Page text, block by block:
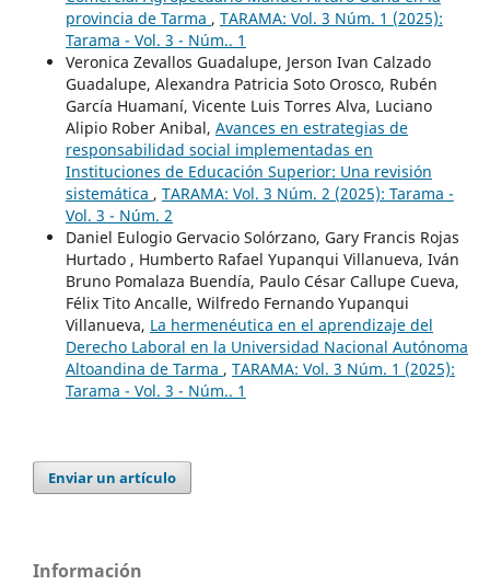
provincia de Tarma , TARAMA: Vol. 3 Núm. 1 (2025):
Tarama - Vol. 3 - Núm.. 1
Veronica Zevallos Guadalupe, Jerson Ivan Calzado
Guadalupe, Alexandra Patricia Soto Orosco, Rubén
García Huamaní, Vicente Luis Torres Alva, Luciano
Alipio Rober Anibal, Avances en estrategias de
responsabilidad social implementadas en
Instituciones de Educación Superior: Una revisión
sistemática , TARAMA: Vol. 3 Núm. 2 (2025): Tarama -
Vol. 3 - Núm. 2
Daniel Eulogio Gervacio Solórzano, Gary Francis Rojas
Hurtado , Humberto Rafael Yupanqui Villanueva, Iván
Bruno Pomalaza Buendía, Paulo César Callupe Cueva,
Félix Tito Ancalle, Wilfredo Fernando Yupanqui
Villanueva, La hermenéutica en el aprendizaje del
Derecho Laboral en la Universidad Nacional Autónoma
Altoandina de Tarma , TARAMA: Vol. 3 Núm. 1 (2025):
Tarama - Vol. 3 - Núm.. 1
Enviar un artículo
Información